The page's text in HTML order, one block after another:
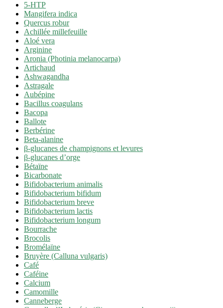
5-HTP
Mangifera indica
Quercus robur
Achillée millefeuille
Aloé vera
Arginine
Aronia (Photinia melanocarpa)
Artichaud
Ashwagandha
Astragale
Aubépine
Bacillus coagulans
Bacopa
Ballote
Berbérine
Beta-alanine
β-glucanes de champignons et levures
β-glucanes d’orge
Bétaïne
Bicarbonate
Bifidobacterium animalis
Bifidobacterium bifidum
Bifidobacterium breve
Bifidobacterium lactis
Bifidobacterium longum
Bourrache
Brocolis
Bromélaïne
Bruyère (Calluna vulgaris)
Café
Caféine
Calcium
Camomille
Canneberge